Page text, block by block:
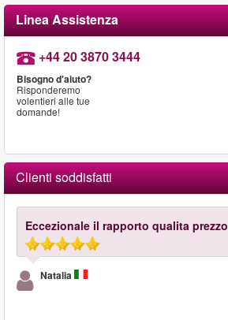
Linea Assistenza
+44 20 3870 3444
Bisogno d'aiuto?
Risponderemo
volentieri alle tue
domande!
Clienti soddisfatti
Eccezionale il rapporto qualita prezzo
Natalia